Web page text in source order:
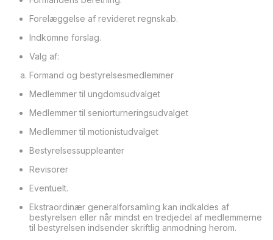
Forelæggelse af revideret regnskab.
Indkomne forslag.
Valg af:
Formand og bestyrelsesmedlemmer
Medlemmer til ungdomsudvalget
Medlemmer til seniorturneringsudvalget
Medlemmer til motionistudvalget
Bestyrelsessuppleanter
Revisorer
Eventuelt.
Ekstraordinær generalforsamling kan indkaldes af
bestyrelsen eller når mindst en tredjedel af medlemmerne
til bestyrelsen indsender skriftlig anmodning herom.